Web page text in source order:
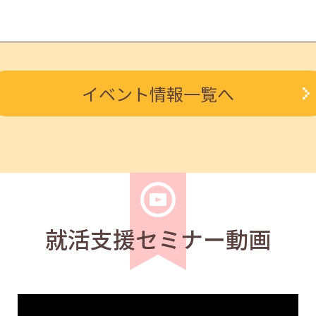
求職者
応募書類の書き方」13:30～14:30
イベント情報一覧へ
就活支援セミナー動画